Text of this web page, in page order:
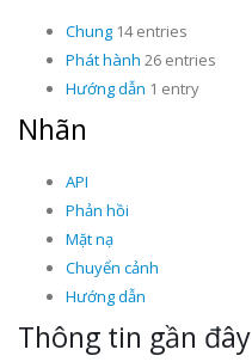
Chung 14 entries
Phát hành 26 entries
Hướng dẫn 1 entry
Nhãn
API
Phản hồi
Mặt nạ
Chuyển cảnh
Hướng dẫn
Thông tin gần đây